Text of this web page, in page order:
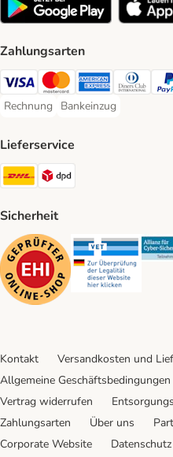
Zahlungsarten
Visa Payment Method
Mastercard Payment
American Express
Diners
Rechnung
Rechnung Payment Method
Bankeinzug
Bankeinzug Payment
Lieferservice
DHL Shipping Method
Sicherheit
Security
Kontakt Versandkosten und
Allgemeine Geschäftsbedingungen
Vertrag widerrufen
Zahlungsarten
Über uns
Corporate Website
Datenschutz